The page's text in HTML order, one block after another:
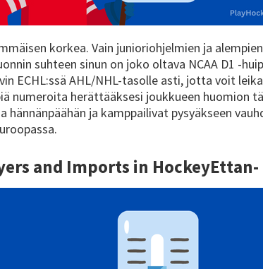
korkea. Vain junioriohjelmien ja
suhteen sinun on joko oltava NCAA D1 -
ECHL:ssä AHL/NHL-tasolle asti, jotta voit
numeroita herättääksesi joukkueen huomion
ja kamppailivat pysyäkseen
and Imports in